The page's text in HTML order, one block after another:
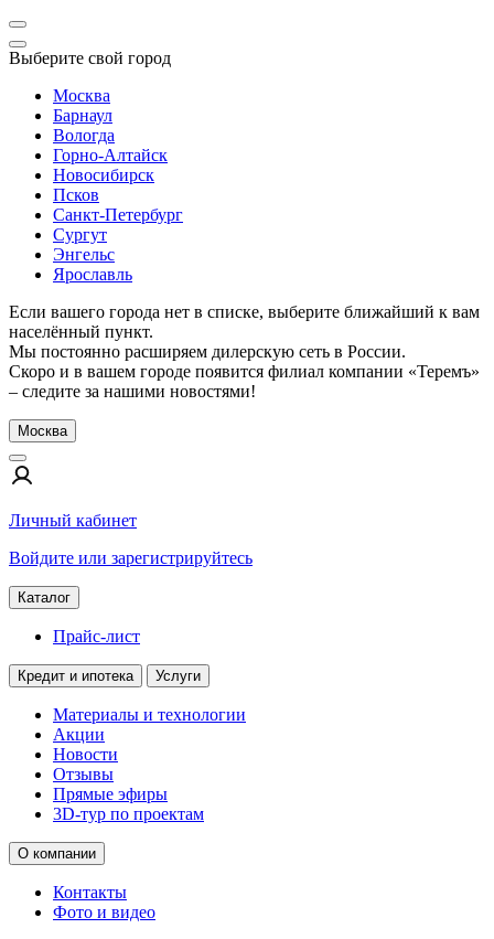
Выберите свой город
Москва
Барнаул
Вологда
Горно-Алтайск
Новосибирск
Псков
Санкт-Петербург
Сургут
Энгельс
Ярославль
Если вашего города нет в списке, выберите ближайший к вам
населённый пункт.
Мы постоянно расширяем дилерскую сеть в России.
Скоро и в вашем городе появится филиал компании «Теремъ»
– следите за нашими новостями!
Москва
Личный кабинет
Войдите или зарегистрируйтесь
Каталог
Прайс-лист
Кредит и ипотека Услуги
Материалы и технологии
Акции
Новости
Отзывы
Прямые эфиры
3D-тур по проектам
О компании
Контакты
Фото и видео